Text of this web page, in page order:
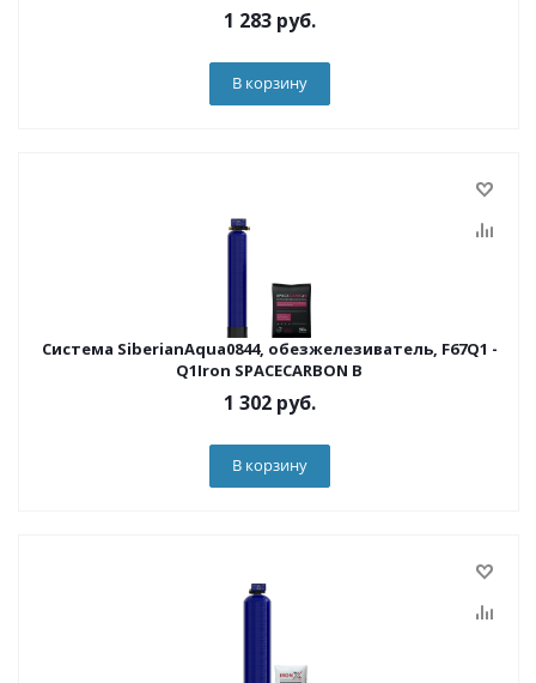
1 283руб.
В корзину
Система SiberianAqua0844, обезжелезиватель, F67Q1 -
Q1Iron SPACECARBON B
1 302руб.
В корзину